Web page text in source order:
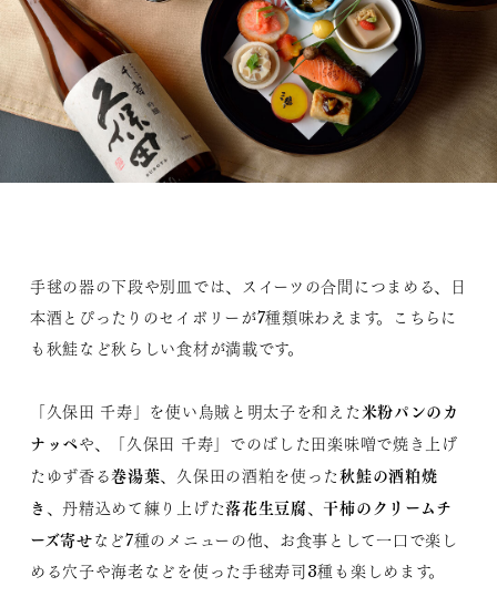
手毬の器の下段や別皿では、スイーツの合間につまめる、日
本酒とぴったりのセイボリーが7種類味わえます。こちらに
も秋鮭など秋らしい食材が満載です。
「久保田 千寿」を使い烏賊と明太子を和えた米粉パンのカ
ナッペや、「久保田 千寿」でのばした田楽味噌で焼き上げ
たゆず香る巻湯葉、久保田の酒粕を使った秋鮭の酒粕焼
き 、丹精込めて練り上げた落花生豆腐、 干柿のクリームチ
ーズ寄せなど7種のメニューの他、お食事として一口で楽し
める穴子や海老などを使った手毬寿司3種も楽しめます。